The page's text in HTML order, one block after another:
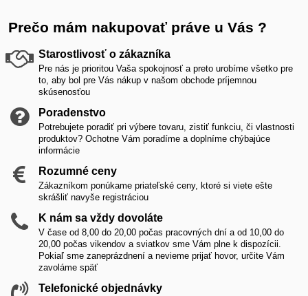
Prečo mám nakupovať práve u Vás ?
Starostlivosť o zákazníka
Pre nás je prioritou Vaša spokojnosť a preto urobíme všetko pre
to, aby bol pre Vás nákup v našom obchode príjemnou
skúsenosťou
Poradenstvo
Potrebujete poradiť pri výbere tovaru, zistiť funkciu, či vlastnosti
produktov? Ochotne Vám poradíme a doplníme chýbajúce
informácie
Rozumné ceny
Zákazníkom ponúkame priateľské ceny, ktoré si viete ešte
skrášliť navyše registráciou
K nám sa vždy dovoláte
V čase od 8,00 do 20,00 počas pracovných dní a od 10,00 do
20,00 počas vikendov a sviatkov sme Vám plne k dispozícii.
Pokiaľ sme zaneprázdnení a nevieme prijať hovor, určite Vám
zavoláme späť
Telefonické objednávky